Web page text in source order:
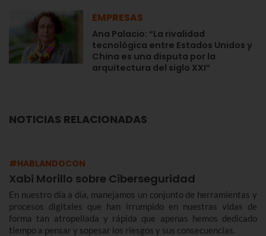
EMPRESAS
Ana Palacio: “La rivalidad
tecnológica entre Estados Unidos y
China es una disputa por la
arquitectura del siglo XXI”
NOTICIAS RELACIONADAS
#HABLANDOCON
Xabi Morillo sobre Ciberseguridad
En nuestro día a día, manejamos un conjunto de herramientas y
procesos digitales que han irrumpido en nuestras vidas de
forma tan atropellada y rápida que apenas hemos dedicado
tiempo a pensar y sopesar los riesgos y sus consecuencias.